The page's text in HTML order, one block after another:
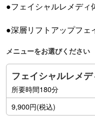
●フェイシャルレメディ
●深層リフトアップフェ
メニューをお選びください
フェイシャルレメ
所要時間180分
9,900円(税込)